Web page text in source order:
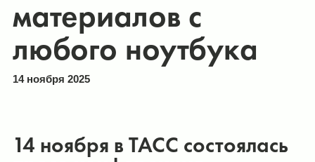
материалов с
любого ноутбука
14 ноября 2025
14 ноября в ТАСС состоялась